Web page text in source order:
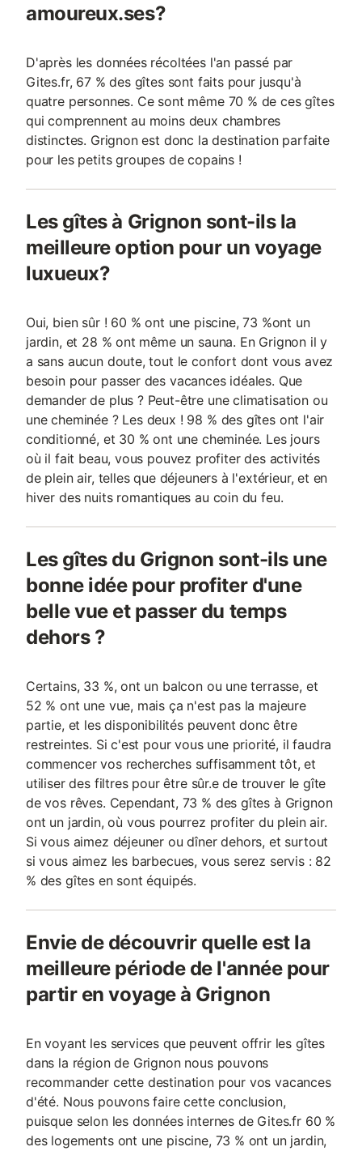
amoureux.ses?
D'après les données récoltées l'an passé par
Gites.fr, 67 % des gîtes sont faits pour jusqu'à
quatre personnes. Ce sont même 70 % de ces gîtes
qui comprennent au moins deux chambres
distinctes. Grignon est donc la destination parfaite
pour les petits groupes de copains !
Les gîtes à Grignon sont-ils la
meilleure option pour un voyage
luxueux?
Oui, bien sûr ! 60 % ont une piscine, 73 %ont un
jardin, et 28 % ont même un sauna. En Grignon il y
a sans aucun doute, tout le confort dont vous avez
besoin pour passer des vacances idéales. Que
demander de plus ? Peut-être une climatisation ou
une cheminée ? Les deux ! 98 % des gîtes ont l'air
conditionné, et 30 % ont une cheminée. Les jours
où il fait beau, vous pouvez profiter des activités
de plein air, telles que déjeuners à l'extérieur, et en
hiver des nuits romantiques au coin du feu.
Les gîtes du Grignon sont-ils une
bonne idée pour profiter d'une
belle vue et passer du temps
dehors ?
Certains, 33 %, ont un balcon ou une terrasse, et
52 % ont une vue, mais ça n'est pas la majeure
partie, et les disponibilités peuvent donc être
restreintes. Si c'est pour vous une priorité, il faudra
commencer vos recherches suffisamment tôt, et
utiliser des filtres pour être sûr.e de trouver le gîte
de vos rêves. Cependant, 73 % des gîtes à Grignon
ont un jardin, où vous pourrez profiter du plein air.
Si vous aimez déjeuner ou dîner dehors, et surtout
si vous aimez les barbecues, vous serez servis : 82
% des gîtes en sont équipés.
Envie de découvrir quelle est la
meilleure période de l'année pour
partir en voyage à Grignon
En voyant les services que peuvent offrir les gîtes
dans la région de Grignon nous pouvons
recommander cette destination pour vos vacances
d'été. Nous pouvons faire cette conclusion,
puisque selon les données internes de Gites.fr 60 %
des logements ont une piscine, 73 % ont un jardin,